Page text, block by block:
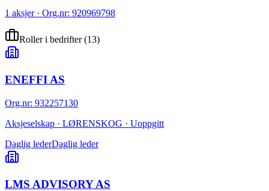
1 aksjer · Org.nr: 920969798
Roller i bedrifter(13)
ENEFFI AS
Org.nr: 932257130
Aksjeselskap · LØRENSKOG · Uoppgitt
Daglig lederDaglig leder
LMS ADVISORY AS